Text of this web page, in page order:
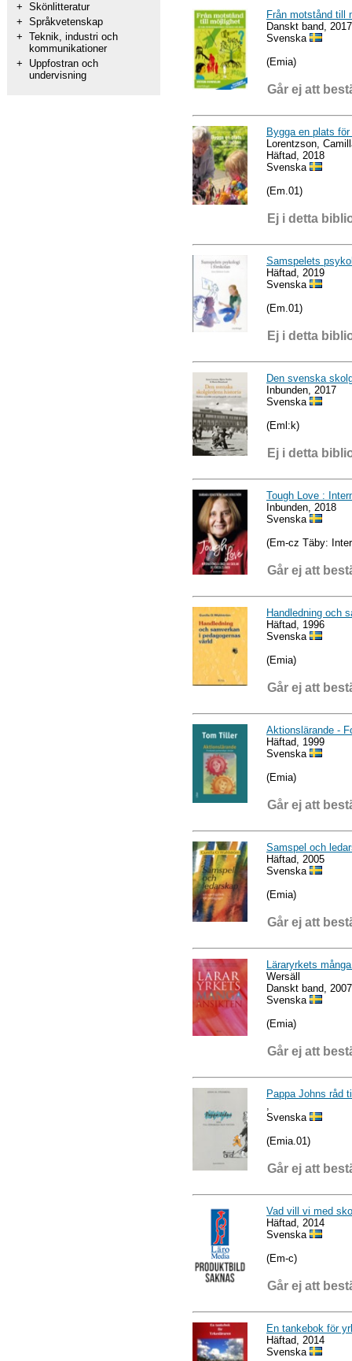
+ Skönlitteratur
+ Språkvetenskap
+ Teknik, industri och
kommunikationer
+
Uppfostran och
undervisning
Från motstånd till
Danskt band, 2017
Svenska
(Emia)
Går ej att
Bygga en plats
Lorentzson,
Häftad, 2018
Svenska
(Em.01)
Ej i detta
Samspelets
Häftad, 2019
Svenska
(Em.01)
Ej i detta
Den svenska
Inbunden, 2017
Svenska
(Eml:k)
Ej i detta
Tough Love :
Inbunden, 2018
Svenska
(Em-cz Täby:
Går ej att
Handledning och
Häftad, 1996
Svenska
(Emia)
Går ej att
Aktionslärande -
Häftad, 1999
Svenska
(Emia)
Går ej att
Samspel och
Häftad, 2005
Svenska
(Emia)
Går ej att
Läraryrkets
Wersäll
Danskt band, 2007
Svenska
(Emia)
Går ej att
Pappa Johns råd
Svenska
(Emia.01)
Går ej att
Vad vill vi med
Häftad, 2014
Svenska
(Em-c)
Går ej att
En tankebok för
Häftad, 2014
Svenska